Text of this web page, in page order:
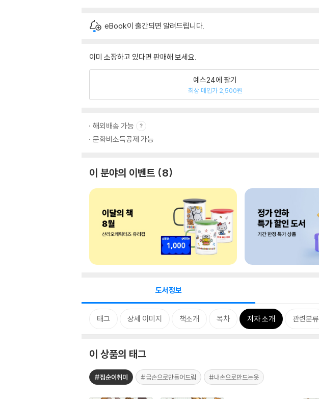
eBook이 출간되면 알려드립니다.
이미 소장하고 있다면 판매해 보세요.
예스24에 팔기
최상 매입가 2,500원
해외배송 가능
문화비소득공제 가능
이 분야의 이벤트 8
도서정보
태그 상세 이미지 책소개 목차 저자 소개 관련분류
이 상품의 태그
#집순이취미 #금손으로만들어드림 #내손으로만드는옷